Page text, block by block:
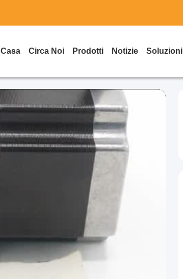
Casa Circa Noi Prodotti Notizie Soluzioni